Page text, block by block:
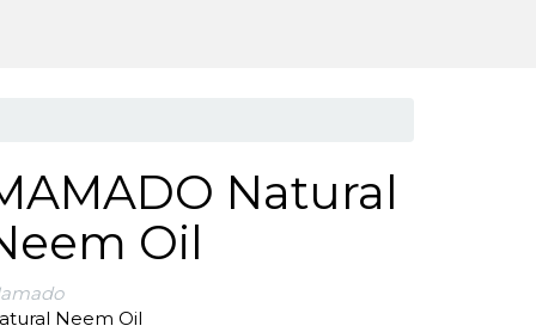
Natural
Oil
Neem Oil